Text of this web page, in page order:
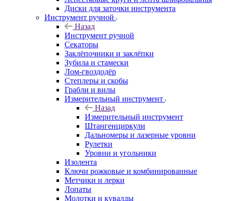
Диски для заточки инструмента
Инструмент ручной
Назад
Инструмент ручной
Секаторы
Заклёпочники и заклёпки
Зубила и стамески
Лом-гвоздодёр
Степлеры и скобы
Грабли и вилы
Измерительный инструмент
Назад
Измерительный инструмент
Штангенциркули
Дальномеры и лазерные уровни
Рулетки
Уровни и угольники
Изолента
Ключи рожковые и комбинированные
Метчики и лерки
Лопаты
Молотки и кувалды